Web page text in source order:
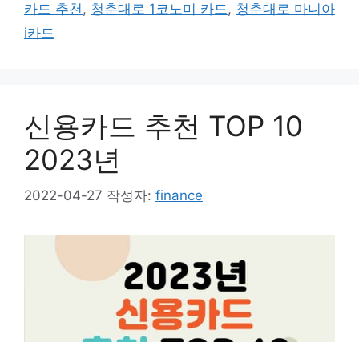
카드 추천, 청춘대로 1코노미 카드, 청춘대로 마니아
i카드
신용카드 추천 TOP 10
2023년
2022-04-27 작성자: finance